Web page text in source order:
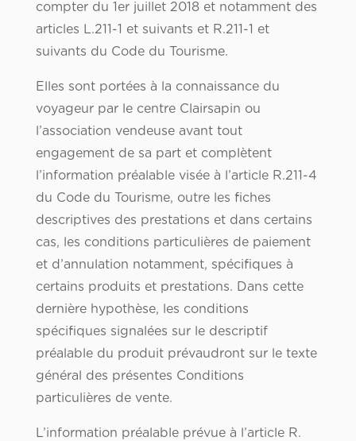
compter du 1er juillet 2018 et notamment des
articles L.211-1 et suivants et R.211-1 et
suivants du Code du Tourisme.
Elles sont portées à la connaissance du
voyageur par le centre Clairsapin ou
l’association vendeuse avant tout
engagement de sa part et complètent
l’information préalable visée à l’article R.211-4
du Code du Tourisme, outre les fiches
descriptives des prestations et dans certains
cas, les conditions particulières de paiement
et d’annulation notamment, spécifiques à
certains produits et prestations. Dans cette
dernière hypothèse, les conditions
spécifiques signalées sur le descriptif
préalable du produit prévaudront sur le texte
général des présentes Conditions
particulières de vente.
L’information préalable prévue à l’article R.